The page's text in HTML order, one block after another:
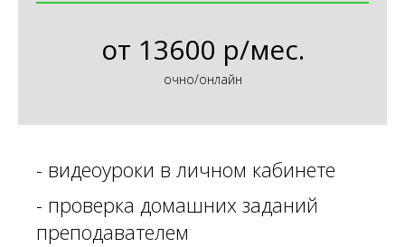
от 13600 р/мес.
очно/онлайн
- видеоуроки в личном кабинете
- проверка домашних заданий
преподавателем